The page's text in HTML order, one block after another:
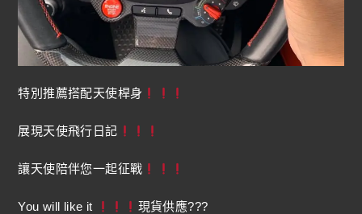
特別推薦搭配天使桿身
展現天使飛行日記
讓天使陪伴您一起征戰
You will like it 現貨供應???